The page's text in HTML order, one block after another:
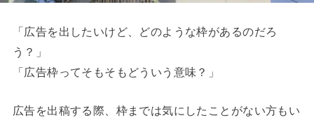
「広告を出したいけど、どのような枠があるのだろ
う？」
「広告枠ってそもそもどういう意味？」
広告を出稿する際、枠までは気にしたことがない方もい